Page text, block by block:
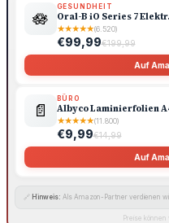
🪷
GESUNDHEIT
Oral-B iO Series 7
★★★★★(6.520)
€99,99€199,99
Auf
📄
BÜRO
Albyco Laminierfolien
★★★★★(11.800)
€9,99€14,99
Auf
🔗 Hinweis: Als Amazon-Partner verdienen
Preise können